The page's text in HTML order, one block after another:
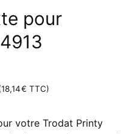
pour
18,14€ TTC)
votre Trodat Printy